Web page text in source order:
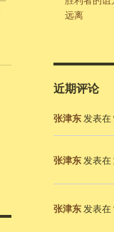
远离
近期评论
张津东发表在
张津东发表在
张津东发表在